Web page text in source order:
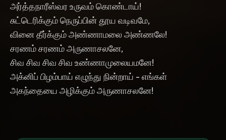
அர்த்தநாரீஸ்வர உருவம் கொண்டாய்!
சுட்டெரிக்கும் நெருப்பின் தூய வடிவமே,
வினை தீர்க்கும் அண்ணாமலை அண்ணலே!
சரணம் சரணம் அருணாசலனே,
சிவ சிவ சிவ சிவ உண்ணாமுலையமனே!
அக்னிப் பிழம்பாய் எழுந்து நின்றாய் - எங்கள்
அகந்தையை அழிக்கும் அருணாசலனே!